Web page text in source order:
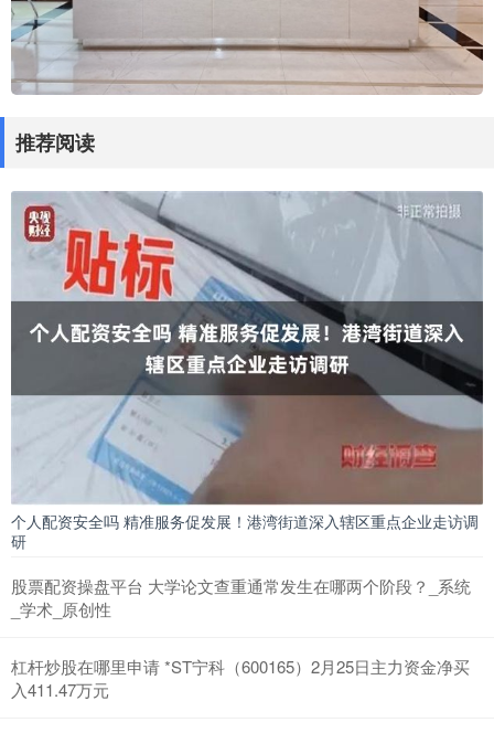
推荐阅读
个人配资安全吗 精准服务促发展！港湾街道深入辖区重点企业走访调
研
股票配资操盘平台 大学论文查重通常发生在哪两个阶段？_系统
_学术_原创性
杠杆炒股在哪里申请 *ST宁科（600165）2月25日主力资金净买
入411.47万元